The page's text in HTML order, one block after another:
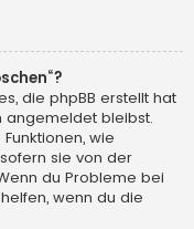
die phpBB erstellt hat
angemeldet bleibst.
wie
sie von der
du Probleme bei
wenn du die